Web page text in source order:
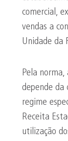
comercial,
vendas a
Unidade da
Pela norma,
depende da
regime
Receita
utilização